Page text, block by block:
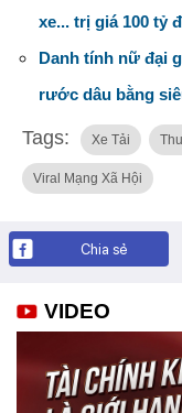
xe... trị giá 100 tỷ
Danh tính nữ đại
rước dâu bằng
Tags: Xe Tải
Viral Mạng Xã Hội
Chia sẻ
VIDEO